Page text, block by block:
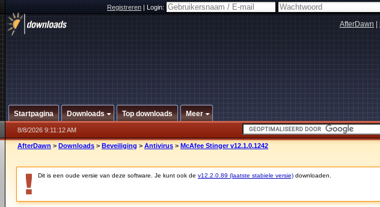
Registreren|Login:
AfterDawn
Startpagina Downloads Top downloads Meer
8/8/2026 9:11:12 AM
AfterDawn > Downloads > Beveiliging > Antivirus > McAfee Stinger v12.1.0.1242
Dit is een oude versie van deze software. Je kunt ook de v12.2.0.89 (laatste stabiele versie) downloaden.